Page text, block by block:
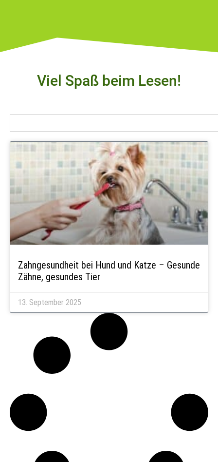
Viel Spaß beim Lesen!
Zahngesundheit bei Hund und Katze – Gesunde
Zähne, gesundes Tier
13. September 2025